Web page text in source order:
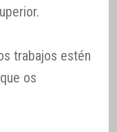
trabajos estén
os